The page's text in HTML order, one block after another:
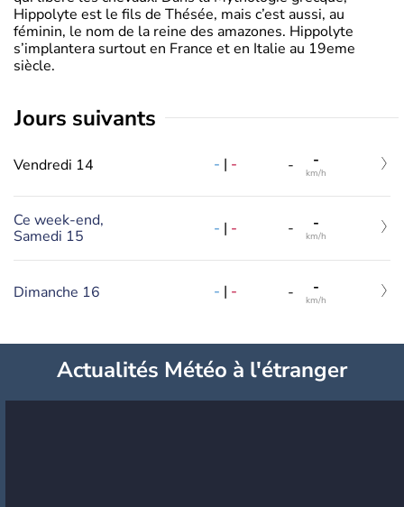
Hippolyte est le fils de Thésée, mais c’est aussi, au
féminin, le nom de la reine des amazones. Hippolyte
s’implantera surtout en France et en Italie au 19eme
siècle.
jours suivants
Vendredi 14 - | - - -
km/h
Ce week-end,
Samedi 15
- | - - -
km/h
Dimanche 16 - | - - -
km/h
Actualités Météo à l'étranger